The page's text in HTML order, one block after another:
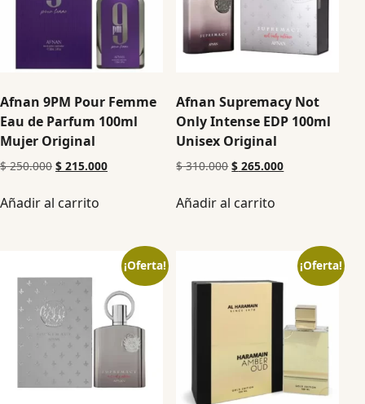
Afnan 9PM Pour Femme
Eau de Parfum 100ml
Mujer Original
$250.000 $ 215.000
Añadir al carrito
Afnan Supremacy Not
Only Intense EDP 100ml
Unisex Original
$310.000 $ 265.000
Añadir al carrito
¡Oferta! ¡Oferta!